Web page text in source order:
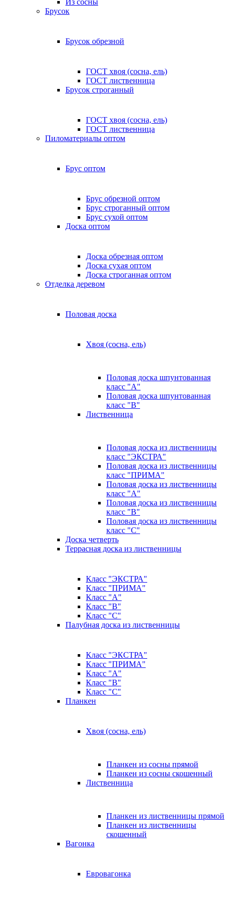
Из сосны
Брусок
Брусок обрезной
ГОСТ хвоя (сосна, ель)
ГОСТ лиственница
Брусок строганный
ГОСТ хвоя (сосна, ель)
ГОСТ лиственница
Пиломатериалы оптом
Брус оптом
Брус обрезной оптом
Брус строганный оптом
Брус сухой оптом
Доска оптом
Доска обрезная оптом
Доска сухая оптом
Доска строганная оптом
Отделка деревом
Половая доска
Хвоя (сосна, ель)
Половая доска шпунтованная
класс "А"
Половая доска шпунтованная
класс "B"
Лиственница
Половая доска из лиственницы
класс "ЭКСТРА"
Половая доска из лиственницы
класс "ПРИМА"
Половая доска из лиственницы
класс "А"
Половая доска из лиственницы
класс "B"
Половая доска из лиственницы
класс "C"
Доска четверть
Террасная доска из лиственницы
Класс "ЭКСТРА"
Класс "ПРИМА"
Класс "А"
Класс "B"
Класс "C"
Палубная доска из лиственницы
Класс "ЭКСТРА"
Класс "ПРИМА"
Класс "А"
Класс "B"
Класс "C"
Планкен
Хвоя (сосна, ель)
Планкен из сосны прямой
Планкен из сосны скошенный
Лиственница
Планкен из лиственницы прямой
Планкен из лиственницы
скошенный
Вагонка
Евровагонка